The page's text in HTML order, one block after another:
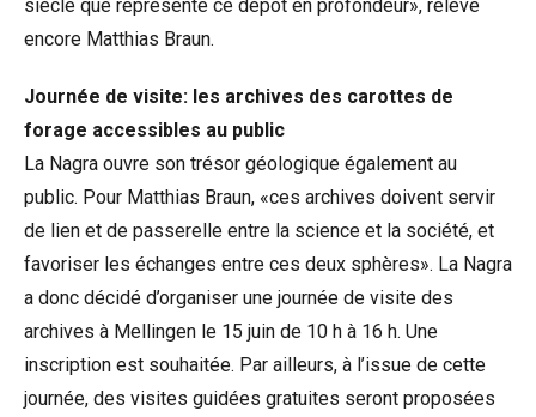
siècle que représente ce dépôt en profondeur», relève
encore Matthias Braun.
Journée de visite: les archives des carottes de
forage accessibles au public
La Nagra ouvre son trésor géologique également au
public. Pour Matthias Braun, «ces archives doivent servir
de lien et de passerelle entre la science et la société, et
favoriser les échanges entre ces deux sphères». La Nagra
a donc décidé d’organiser une journée de visite des
archives à Mellingen le 15 juin de 10 h à 16 h. Une
inscription est souhaitée. Par ailleurs, à l’issue de cette
journée, des visites guidées gratuites seront proposées